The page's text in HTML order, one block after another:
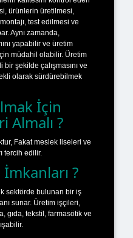
ürünlerin üretilmesi,
test edilmesi ve
Aynı zamanda,
yapabilir ve üretim
müdahil olabilir. Üretim
şekilde çalışmasını ve
olarak sürdürebilmek
İçin
Almalı ?
Fakat meslek liseleri ve
tercih edilir.
?
sektörde bulunan bir iş
sunar. Üretim işçileri,
gıda, tekstil, farmasötik ve